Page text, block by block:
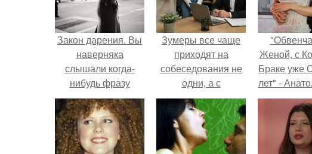
Закон дарения. Вы
наверняка
слышали когда-
нибудь фразу
"Чтобы Что-то
Получить, Нужно
Сначала Отдать".
Зумеры все чаще
приходят на
собеседования не
одни, а с
родителями,
жалуются эйчары.
Женой, с
Браке уже
лет" -
"тайной